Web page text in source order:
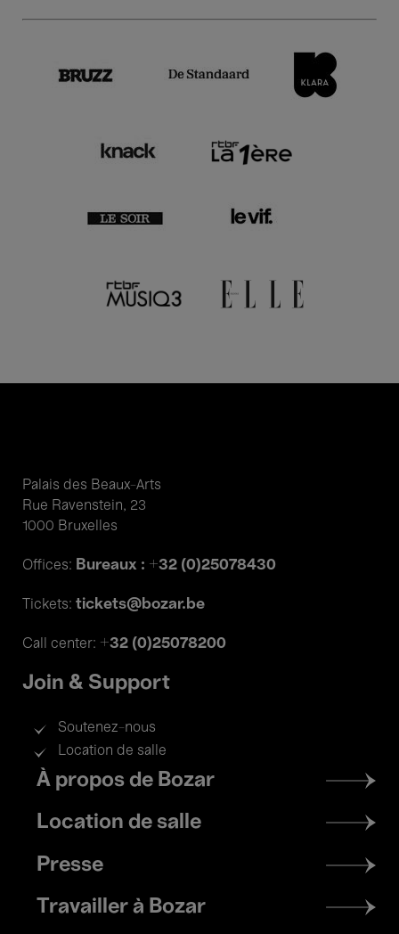
Palais des Beaux-Arts
Rue Ravenstein, 23
1000 Bruxelles
Offices: Bureaux : +32 (0)25078430
Tickets: tickets@bozar.be
Call center: +32 (0)25078200
Join & Support
Soutenez-nous
Location de salle
Footer
menu
À propos de Bozar
Location de salle
Presse
Travailler à Bozar